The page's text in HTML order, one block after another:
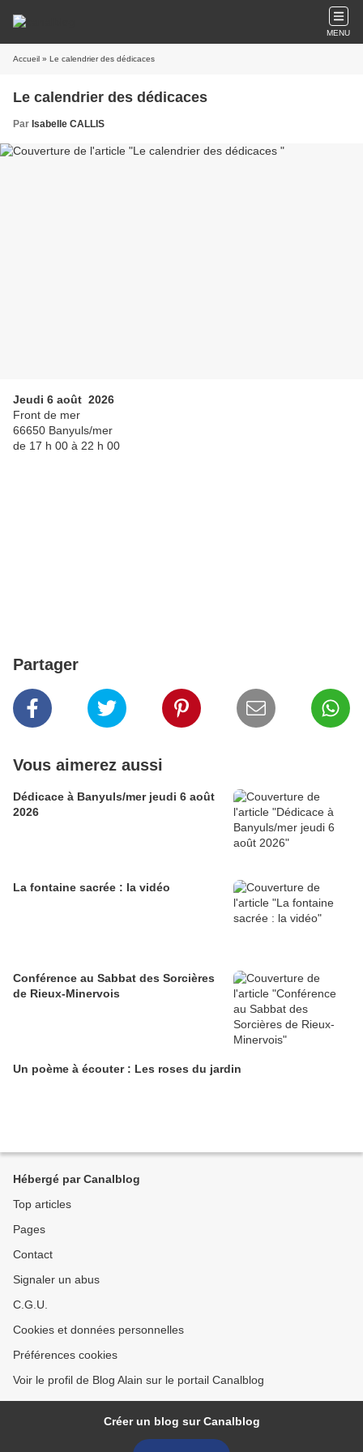
MENU
Accueil » Le calendrier des dédicaces
Le calendrier des dédicaces
Par Isabelle CALLIS
Jeudi 6 août 2026
Front de mer
66650 Banyuls/mer
de 17 h 00 à 22 h 00
Partager
Vous aimerez aussi
Dédicace à Banyuls/mer jeudi 6 août
2026
La fontaine sacrée : la vidéo
Conférence au Sabbat des Sorcières
de Rieux-Minervois
Un poème à écouter : Les roses du jardin
Hébergé par Canalblog
Top articles
Pages
Contact
Signaler un abus
C.G.U.
Cookies et données personnelles
Préférences cookies
Voir le profil de Blog Alain sur le portail Canalblog
Créer un blog sur Canalblog